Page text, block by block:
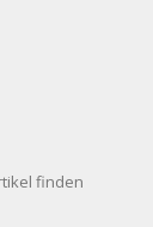
finden